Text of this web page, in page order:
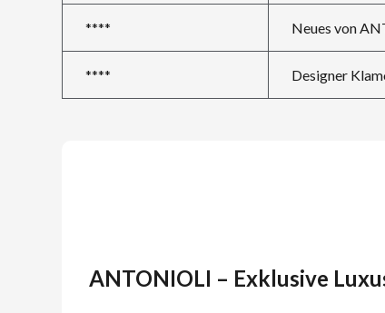
**** Neues von
**** Designer
ANTONIOLI – Exklusive